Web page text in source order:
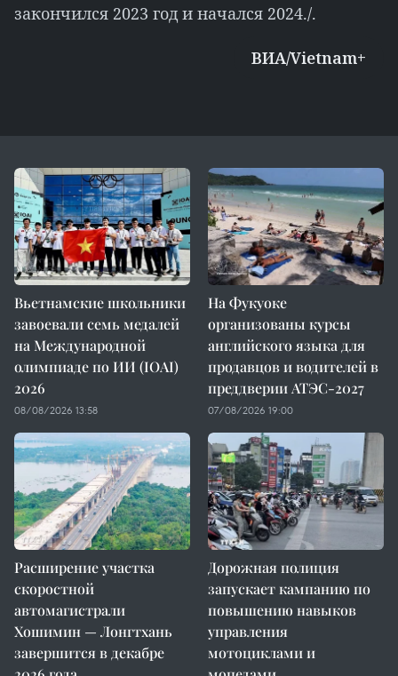
закончился 2023 год и начался 2024./.
ВИА/Vietnam+
Вьетнамские школьники
завоевали семь медалей
на Международной
олимпиаде по ИИ (IOAI)
2026
08/08/2026 13:58
На Фукуоке
организованы курсы
английского языка для
продавцов и водителей в
преддверии АТЭС-2027
07/08/2026 19:00
Расширение участка
скоростной
автомагистрали
Хошимин — Лонгтхань
завершится в декабре
Дорожная полиция
запускает кампанию по
повышению навыков
управления
мотоциклами и